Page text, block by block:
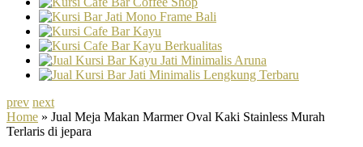
prev next
Home » Jual Meja Makan Marmer Oval Kaki Stainless Murah
Terlaris di jepara